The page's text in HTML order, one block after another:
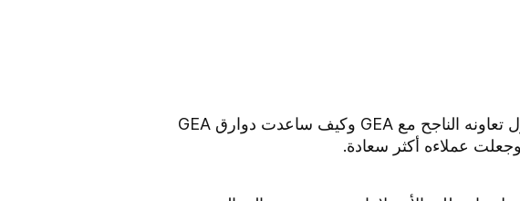
شاهِد حسين كوسي، منتج زيت الزيتون من الجيل الثالث، القادم من تركيا، متحدثًا حول تعاونه الناجح مع GEA وكيف ساعدت دوارق GEA
عملاءه أكثر سعادة.